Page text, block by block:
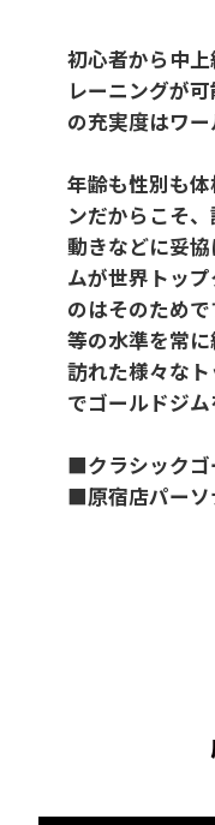
初心者から中
レーニングが
の充実度はワ
年齢も性別も
ンだからこそ
動きなどに妥
ムが世界トッ
のはそのため
等の水準を常
訪れた様々な
でゴールドジム
■クラシックゴ
■原宿店パーソ